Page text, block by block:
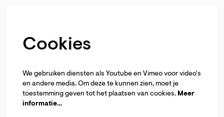
Cookies
We gebruiken diensten als Youtube en Vimeo voor video's
en andere media. Om deze te kunnen zien, moet je
toestemming geven tot het plaatsen van cookies. Meer
informatie…